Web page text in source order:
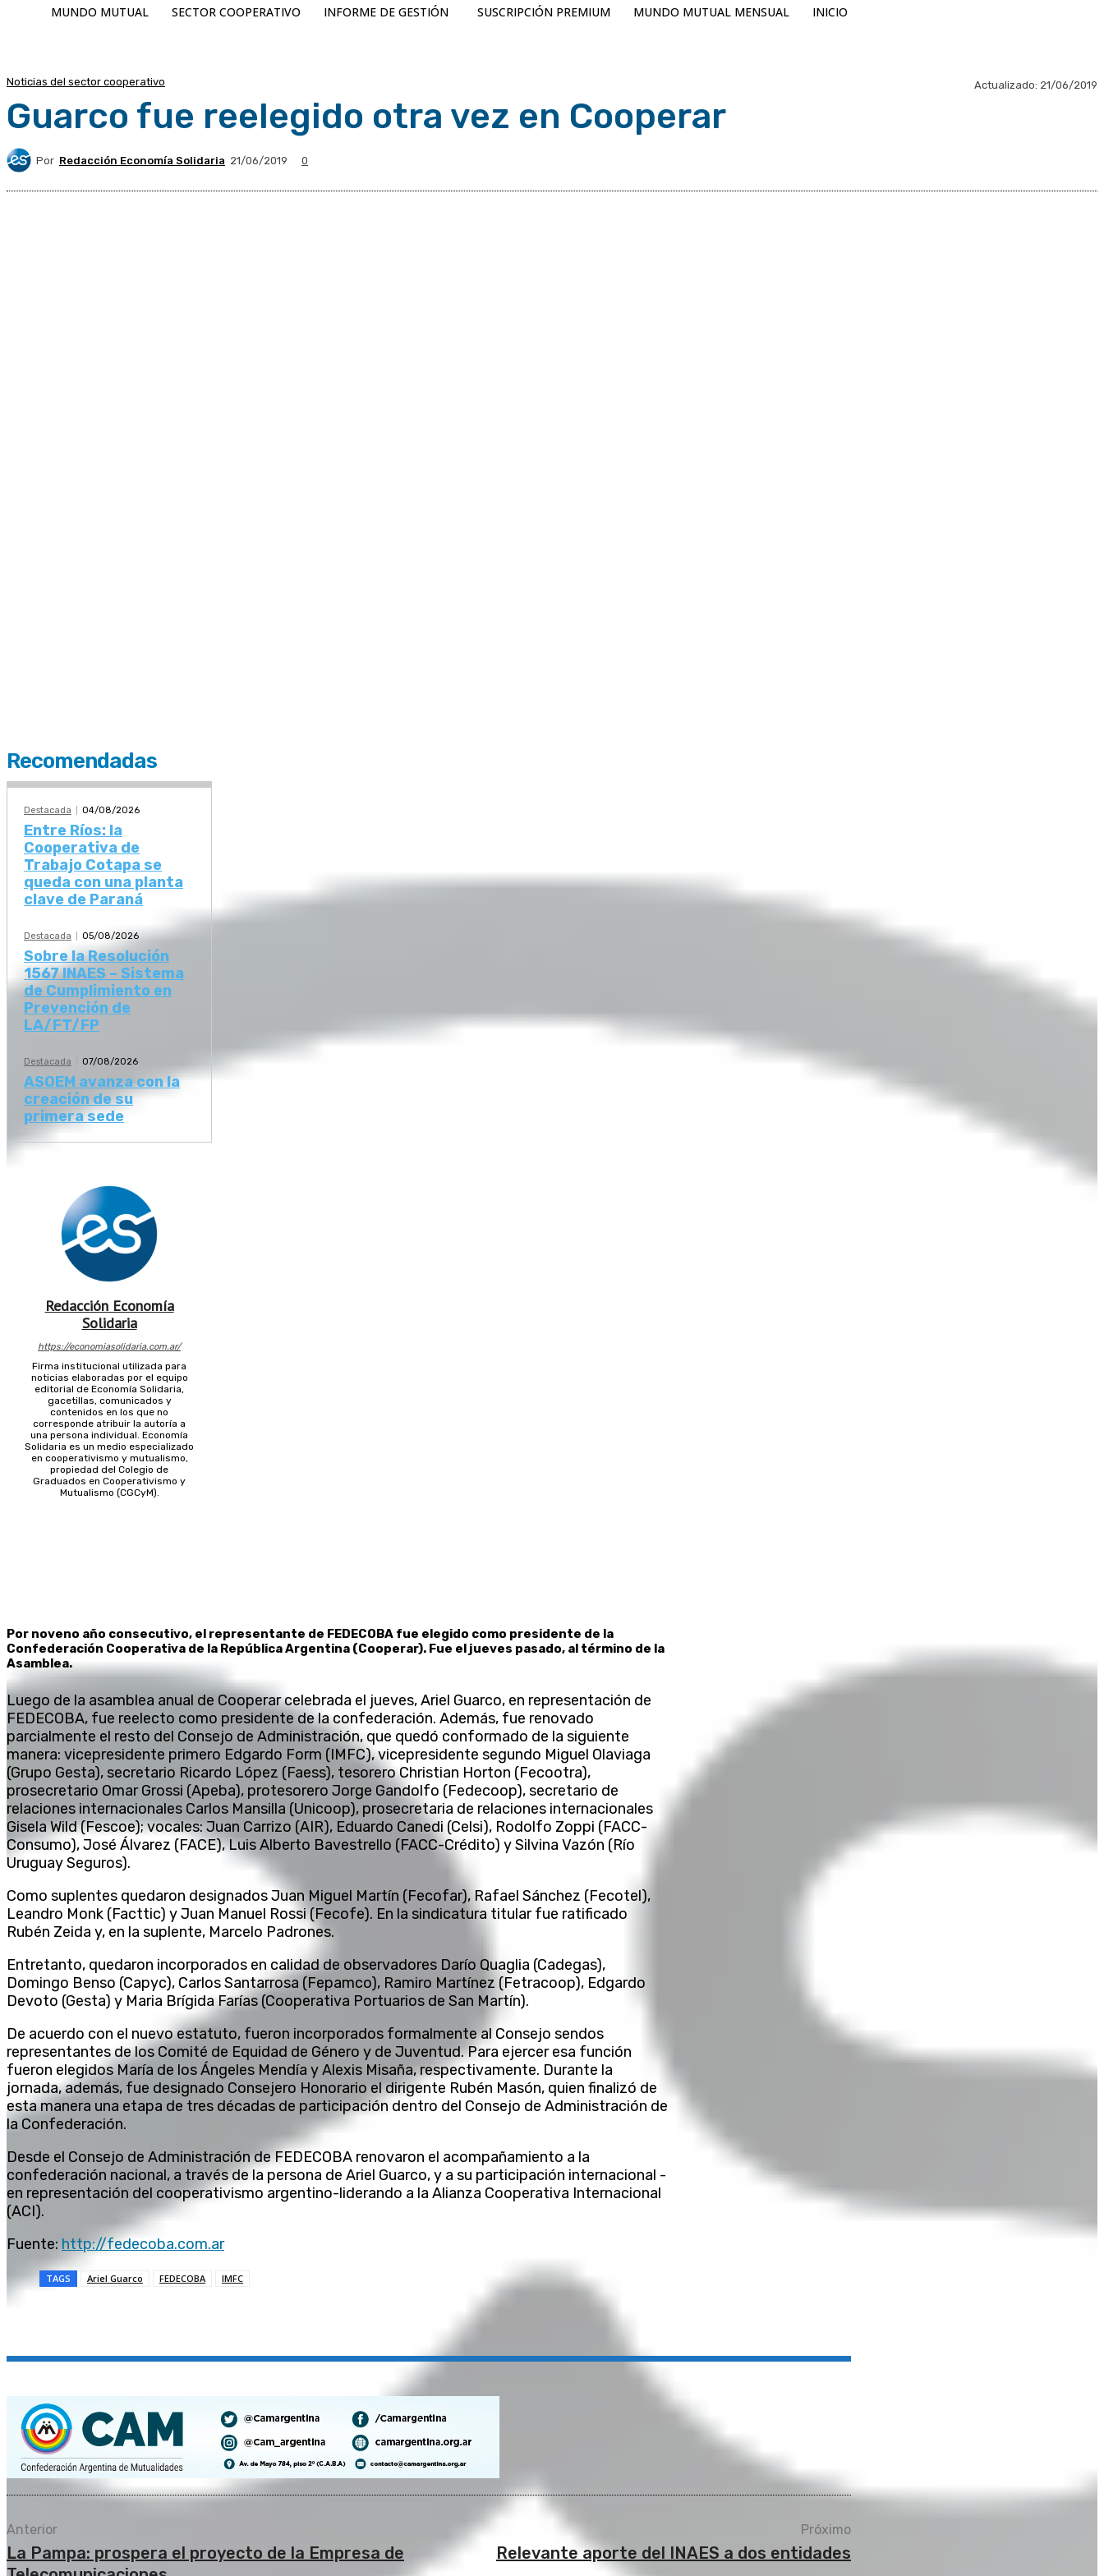
MUNDO MUTUAL SECTOR COOPERATIVO INFORME DE GESTIÓN SUSCRIPCIÓN PREMIUM MUNDO MUTUAL MENSUAL INICIO
Noticias del sector cooperativo Actualizado: 21/06/2019
Guarco fue reelegido otra vez en Cooperar
Por Redacción Economía Solidaria 21/06/2019 0
Recomendadas
Destacada 04/08/2026
Entre Ríos: la
Cooperativa de
Trabajo Cotapa se
queda con una planta
clave de Paraná
Destacada 05/08/2026
Sobre la Resolución
1567 INAES – Sistema
de Cumplimiento en
Prevención de
LA/FT/FP
Destacada 07/08/2026
ASOEM avanza con la
creación de su
primera sede
Redacción Economía
Solidaria
https://economiasolidaria.com.ar/
Firma institucional utilizada para
noticias elaboradas por el equipo
editorial de Economía Solidaria,
gacetillas, comunicados y
contenidos en los que no
corresponde atribuir la autoría a
una persona individual. Economía
Solidaria es un medio especializado
en cooperativismo y mutualismo,
propiedad del Colegio de
Graduados en Cooperativismo y
Mutualismo (CGCyM).
Por noveno año consecutivo, el representante de FEDECOBA fue elegido como presidente de la
Confederación Cooperativa de la República Argentina (Cooperar). Fue el jueves pasado, al término de la
Asamblea.
Luego de la asamblea anual de Cooperar celebrada el jueves, Ariel Guarco, en representación de
FEDECOBA, fue reelecto como presidente de la confederación. Además, fue renovado
parcialmente el resto del Consejo de Administración, que quedó conformado de la siguiente
manera: vicepresidente primero Edgardo Form (IMFC), vicepresidente segundo Miguel Olaviaga
(Grupo Gesta), secretario Ricardo López (Faess), tesorero Christian Horton (Fecootra),
prosecretario Omar Grossi (Apeba), protesorero Jorge Gandolfo (Fedecoop), secretario de
relaciones internacionales Carlos Mansilla (Unicoop), prosecretaria de relaciones internacionales
Gisela Wild (Fescoe); vocales: Juan Carrizo (AIR), Eduardo Canedi (Celsi), Rodolfo Zoppi (FACC-
Consumo), José Álvarez (FACE), Luis Alberto Bavestrello (FACC-Crédito) y Silvina Vazón (Río
Uruguay Seguros).
Como suplentes quedaron designados Juan Miguel Martín (Fecofar), Rafael Sánchez (Fecotel),
Leandro Monk (Facttic) y Juan Manuel Rossi (Fecofe). En la sindicatura titular fue ratificado
Rubén Zeida y, en la suplente, Marcelo Padrones.
Entretanto, quedaron incorporados en calidad de observadores Darío Quaglia (Cadegas),
Domingo Benso (Capyc), Carlos Santarrosa (Fepamco), Ramiro Martínez (Fetracoop), Edgardo
Devoto (Gesta) y Maria Brígida Farías (Cooperativa Portuarios de San Martín).
De acuerdo con el nuevo estatuto, fueron incorporados formalmente al Consejo sendos
representantes de los Comité de Equidad de Género y de Juventud. Para ejercer esa función
fueron elegidos María de los Ángeles Mendía y Alexis Misaña, respectivamente. Durante la
jornada, además, fue designado Consejero Honorario el dirigente Rubén Masón, quien finalizó de
esta manera una etapa de tres décadas de participación dentro del Consejo de Administración de
la Confederación.
Desde el Consejo de Administración de FEDECOBA renovaron el acompañamiento a la
confederación nacional, a través de la persona de Ariel Guarco, y a su participación internacional -
en representación del cooperativismo argentino-liderando a la Alianza Cooperativa Internacional
(ACI).
Fuente: http://fedecoba.com.ar
TAGS Ariel Guarco FEDECOBA IMFC
Anterior
La Pampa: prospera el proyecto de la Empresa de
Próximo
Relevante aporte del INAES a dos entidades